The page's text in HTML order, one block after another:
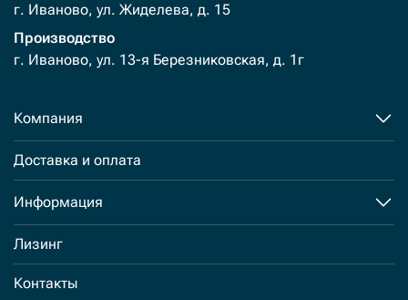
г. Иваново, ул. Жиделева, д. 15
Производство
г. Иваново, ул. 13-я Березниковская, д. 1г
Компания
Доставка и оплата
Информация
Лизинг
Контакты